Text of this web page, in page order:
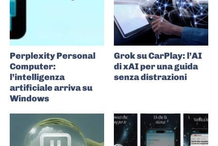
Perplexity Personal
Computer:
l’intelligenza
artificiale arriva su
Windows
Grok su CarPlay: l’AI
di xAI per una guida
senza distrazioni